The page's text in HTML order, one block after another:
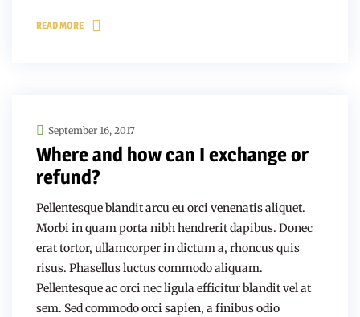
READ MORE
September 16, 2017
Where and how can I exchange or
refund?
Pellentesque blandit arcu eu orci venenatis aliquet.
Morbi in quam porta nibh hendrerit dapibus. Donec
erat tortor, ullamcorper in dictum a, rhoncus quis
risus. Phasellus luctus commodo aliquam.
Pellentesque ac orci nec ligula efficitur blandit vel at
sem. Sed commodo orci sapien, a finibus odio